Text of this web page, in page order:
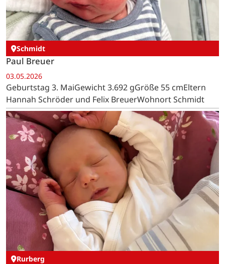
Schmidt
Paul Breuer
03.05.2026
Geburtstag 3. MaiGewicht 3.692 gGröße 55 cmEltern
Hannah Schröder und Felix BreuerWohnort Schmidt
Rurberg